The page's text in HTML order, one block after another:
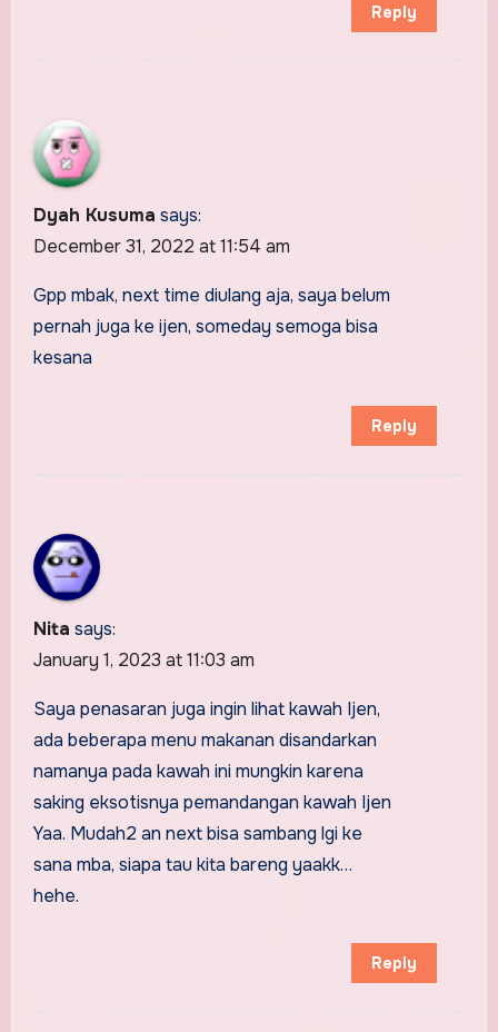
Reply
Dyah Kusuma says:
December 31, 2022 at 11:54 am
Gpp mbak, next time diulang aja, saya belum
pernah juga ke ijen, someday semoga bisa
kesana
Reply
Nita says:
January 1, 2023 at 11:03 am
Saya penasaran juga ingin lihat kawah Ijen,
ada beberapa menu makanan disandarkan
namanya pada kawah ini mungkin karena
saking eksotisnya pemandangan kawah Ijen
Yaa. Mudah2 an next bisa sambang lgi ke
sana mba, siapa tau kita bareng yaakk…
hehe.
Reply